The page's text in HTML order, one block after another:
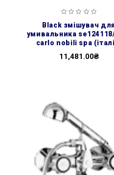
black змішувач для
умивальника
carlo nobili spa
11,481.00₴